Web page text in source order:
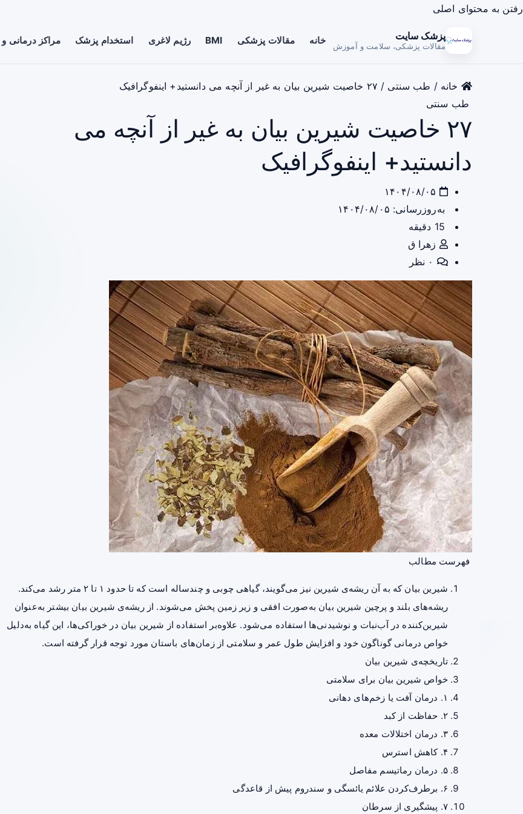
رفتن به محتوای اصلی
پزشک سایت
مقالات پزشکی، سلامت و آموزش خانه مقالات پزشکی BMI رژیم لاغری استخدام پزشک مراکز درمانی و
خانه / طب سنتی / ۲۷ خاصیت شیرین بیان به غیر از آنچه می دانستید+ اینفوگرافیک
طب سنتی
۲۷ خاصیت شیرین بیان به غیر از آنچه می
دانستید+ اینفوگرافیک
به‌روزرسانی: ۱۴۰۴/۰۸/۰۵
زهرا ق
فهرست مطالب
شیرین بیان که به آن ریشه‌ی شیرین نیز می‌گویند، گیاهی چوبی و چندساله است که تا حدود ۱ تا ۲ متر رشد می‌کند.
ریشه‌های بلند و پرچین شیرین بیان به‌صورت افقی و زیر زمین پخش می‌شوند. از ریشه‌ی شیرین بیان بیشتر به‌عنوان
شیرین‌کننده در آب‌نبات و نوشیدنی‌ها استفاده می‌شود. علاوه‌بر استفاده از شیرین بیان در خوراکی‌ها، این گیاه به‌دلیل
خواص درمانی گوناگون خود و افزایش طول عمر و سلامتی از زمان‌های باستان مورد توجه قرار گرفته است.
تاریخچه‌ی شیرین بیان
خواص شیرین بیان برای سلامتی
۱. درمان آفت یا زخم‌های دهانی
۲. حفاظت از کبد
۳. درمان اختلالات معده
۴. کاهش استرس
۵. درمان رماتیسم مفاصل
۶. برطرف‌کردن علائم یائسگی و سندروم پیش از قاعدگی
۷. پیشگیری از سرطان